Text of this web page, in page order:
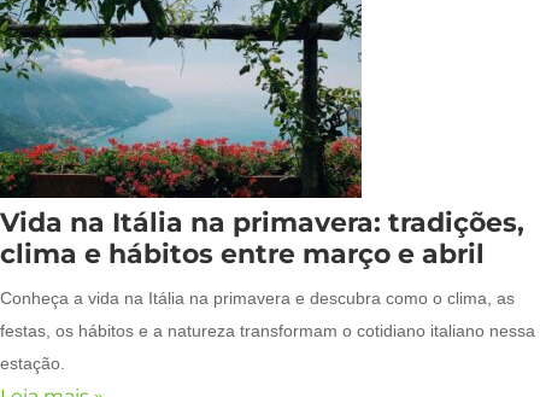
Vida na Itália na primavera: tradições,
clima e hábitos entre março e abril
Conheça a vida na Itália na primavera e descubra como o clima, as
festas, os hábitos e a natureza transformam o cotidiano italiano nessa
estação.